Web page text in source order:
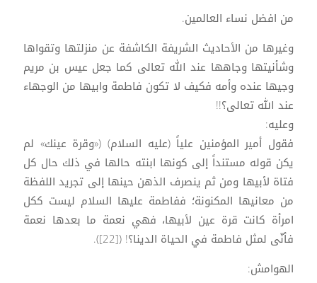
من افضل نساء العالمين.
وغيرها من الأحاديث الشريفة الكاشفة عن منزلتها وتقواها
وشأنيتها وجاهها عند الله تعالى كما جعل عيس بن مريم
وجيها عنده وأمه فكيف لا تكون فاطمة وابيها من الوجهاء
عند الله تعالى؟!!
وعليه:
فقول أمير المؤمنين علياً (عليه السلام) («وقرة عينك» لم
يكن قوله مستنداً إلى كونها ابنته حالها في ذلك حال كل
فتاة لأبيها ومن ثم ينصرف الذهن حينها إلى تجريد اللفظة
من معانيها المكنونة؛ ففاطمة عليها السلام ليست ككل
امرأة كانت قرة عين لأبيها، فهي نعمة ما بعدها نعمة
فأنّى لمثل فاطمة في الحياة الدينا؟! ([22]).
الهوامش: